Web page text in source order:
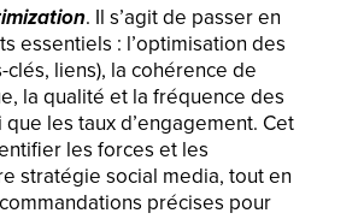
. Il s’agit de passer en
essentiels : l’optimisation des
liens), la cohérence de
la qualité et la fréquence des
les taux d’engagement. Cet
les forces et les
stratégie social media, tout en
précises pour